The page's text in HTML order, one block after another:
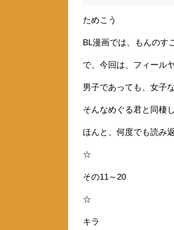
ためこう
BL漫画では、もんのす
で、今回は、フィール
男子であっても、女子
そんなめぐる君と同棲
ほんと、何度でも読み
☆
その11～20
☆
キラ